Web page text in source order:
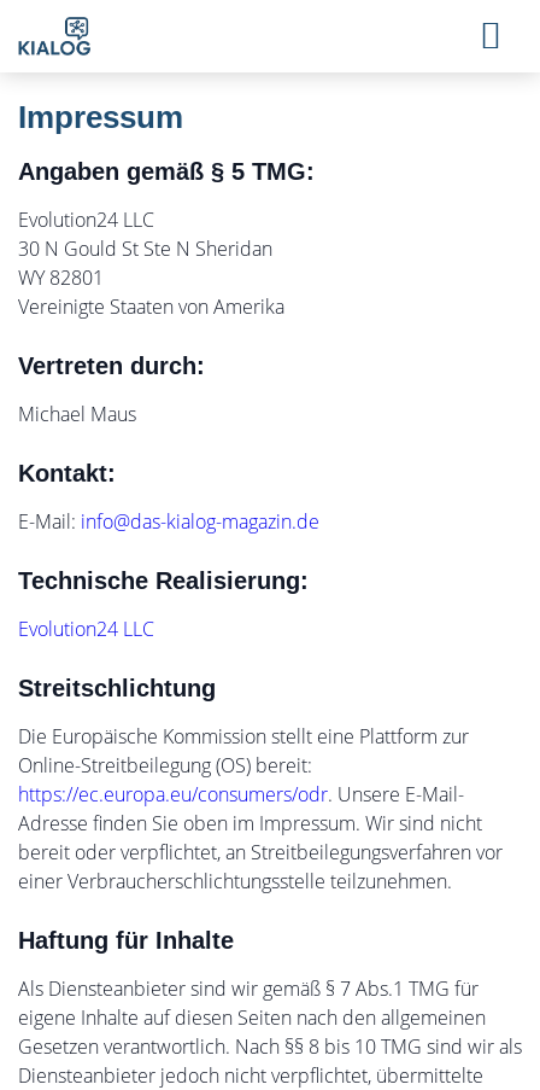
Impressum
Angaben gemäß § 5 TMG:
Evolution24 LLC
30 N Gould St Ste N Sheridan
WY 82801
Vereinigte Staaten von Amerika
Vertreten durch:
Michael Maus
Kontakt:
E-Mail: info@das-kialog-magazin.de
Technische Realisierung:
Evolution24 LLC
Streitschlichtung
Die Europäische Kommission stellt eine Plattform zur
Online-Streitbeilegung (OS) bereit:
https://ec.europa.eu/consumers/odr. Unsere E-Mail-
Adresse finden Sie oben im Impressum. Wir sind nicht
bereit oder verpflichtet, an Streitbeilegungsverfahren vor
einer Verbraucherschlichtungsstelle teilzunehmen.
Haftung für Inhalte
Als Diensteanbieter sind wir gemäß § 7 Abs.1 TMG für
eigene Inhalte auf diesen Seiten nach den allgemeinen
Gesetzen verantwortlich. Nach §§ 8 bis 10 TMG sind wir als
Diensteanbieter jedoch nicht verpflichtet, übermittelte